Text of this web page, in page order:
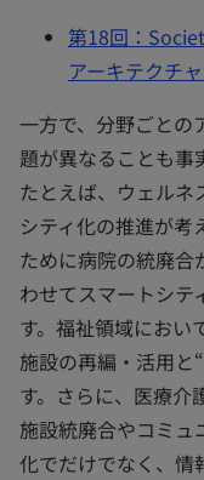
第18回：
アーキテクチ
一方で、分野ごとの
題が異なることも事
たとえば、ウェルネ
シティ化の推進が考
ために病院の統廃合
わせてスマートシテ
す。福祉領域におい
施設の再編・活用と
す。さらに、医療介
施設統廃合やコミュ
化でだけでなく、情